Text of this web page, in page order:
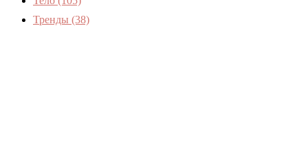
Тренды (38)